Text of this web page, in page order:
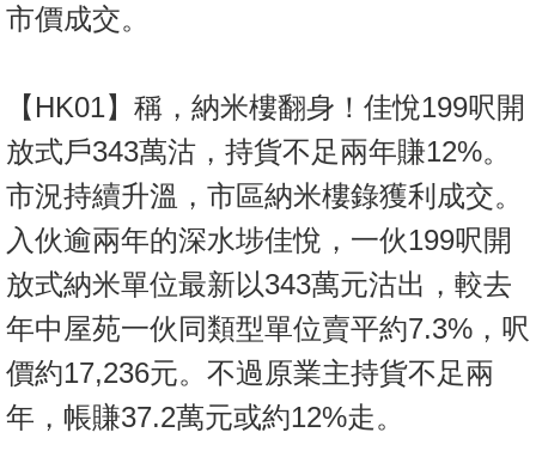
市價成交。
【HK01】稱，納米樓翻身！佳悅199呎開
放式戶343萬沽，持貨不足兩年賺12%。
市況持續升溫，市區納米樓錄獲利成交。
入伙逾兩年的深水埗佳悅，一伙199呎開
放式納米單位最新以343萬元沽出，較去
年中屋苑一伙同類型單位賣平約7.3%，呎
價約17,236元。不過原業主持貨不足兩
年，帳賺37.2萬元或約12%走。